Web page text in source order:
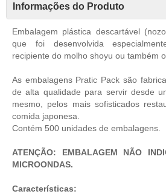
Informações do Produto
Embalagem plástica descartável
que foi desenvolvida
recipiente do molho shoyu ou também
As embalagens Pratic Pack são
de alta qualidade para servir desde
mesmo, pelos mais sofisticados
comida japonesa.
Contém 500 unidades de embalagens.
ATENÇÃO: EMBALAGEM NÃO
MICROONDAS.
Características: